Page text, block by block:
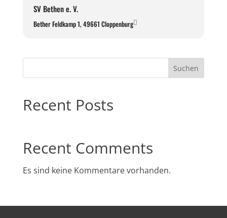
SV Bethen e. V.
Bether Feldkamp 1, 49661 Cloppenburg
Suchen
Recent Posts
Recent Comments
Es sind keine Kommentare vorhanden.